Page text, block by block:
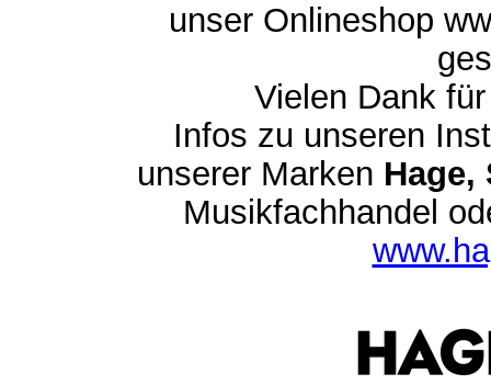
unser Onlineshop
Vielen Dank
Infos zu unseren
unserer Marken Hage,
Musikfachhandel